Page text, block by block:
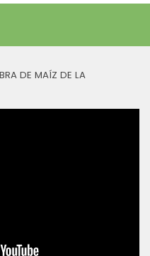
DE MAÍZ DE LA